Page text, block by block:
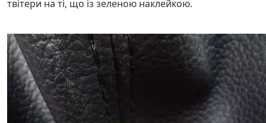
твітери на ті, що із зеленою наклейкою.